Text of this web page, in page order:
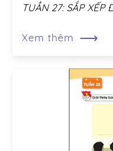
TUẦN 27: SẮP XẾP
Xem thêm ⟶